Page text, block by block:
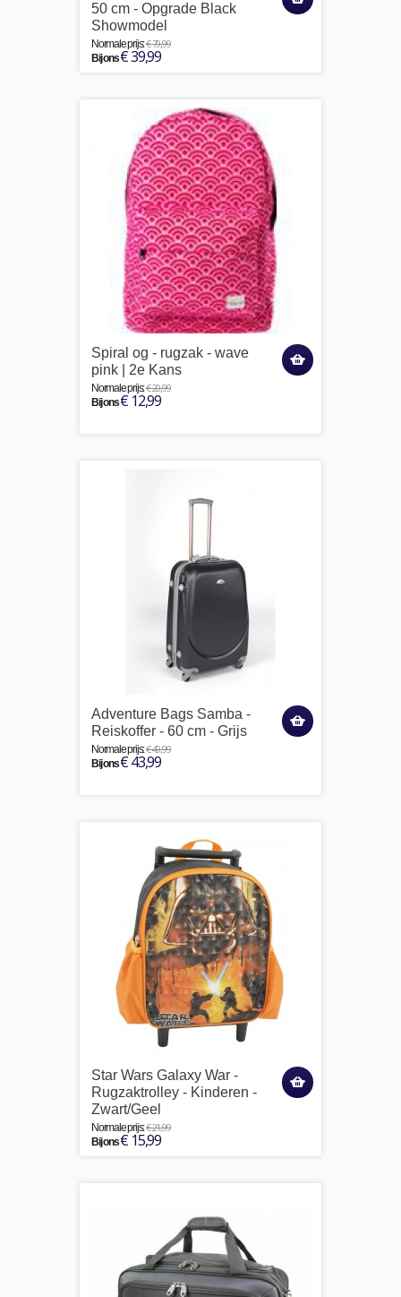
50 cm - Opgrade Black
Showmodel
Normale prijs:€ 79,99
Bij ons€ 39,99
Spiral og - rugzak - wave
pink | 2e Kans
Normale prijs:€ 20,99
Bij ons€ 12,99
Adventure Bags Samba -
Reiskoffer - 60 cm - Grijs
Normale prijs:€ 49,99
Bij ons€ 43,99
Star Wars Galaxy War -
Rugzaktrolley - Kinderen -
Zwart/Geel
Normale prijs:€ 21,99
Bij ons€ 15,99